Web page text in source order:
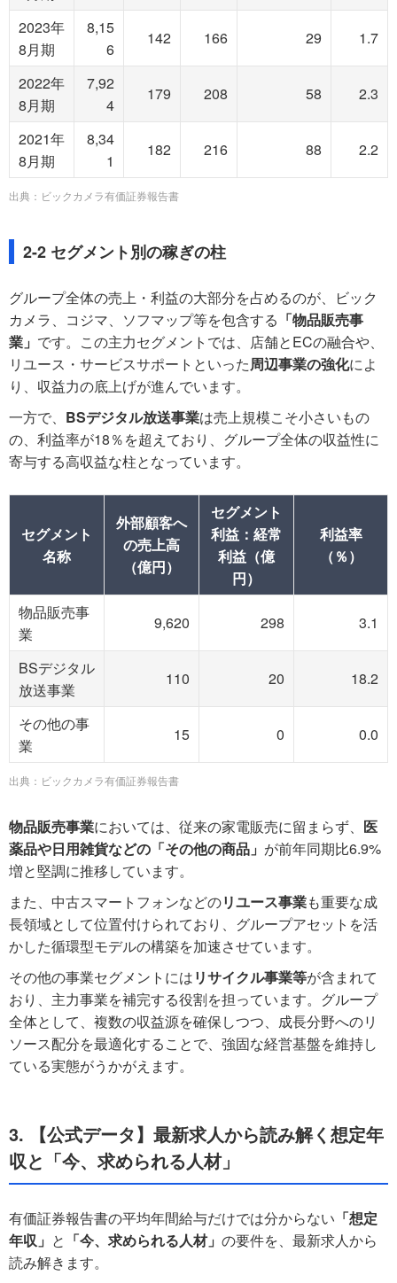
2023年
8月期
8,15
6
142 166 29 1.7
2022年
8月期
7,92
4
179 208 58 2.3
2021年
8月期
8,34
1
182 216 88 2.2
出典：ビックカメラ有価証券報告書
2-2 セグメント別の稼ぎの柱
グループ全体の売上・利益の大部分を占めるのが、ビック
カメラ、コジマ、ソフマップ等を包含する 「物品販売事
業」 です。この主力セグメントでは、店舗とECの融合や、
リユース・サービスサポートといった周辺事業の強化によ
り、収益力の底上げが進んでいます。
一方で、 BSデジタル放送事業は売上規模こそ小さいもの
の、利益率が18％を超えており、グループ全体の収益性に
寄与する高収益な柱となっています。
セグメント
名称
外部顧客へ
の売上高
（億円）
セグメント
利益：経常
利益（億
円）
利益率
（％）
物品販売事
業
9,620 298 3.1
BSデジタル
放送事業
110 20 18.2
その他の事
業
15 0 0.0
出典：ビックカメラ有価証券報告書
物品販売事業においては、従来の家電販売に留まらず、 医
薬品や日用雑貨などの「その他の商品」 が前年同期比6.9%
増と堅調に推移しています。
また、中古スマートフォンなどのリユース事業も重要な成
長領域として位置付けられており、グループアセットを活
かした循環型モデルの構築を加速させています。
その他の事業セグメントにはリサイクル事業等が含まれて
おり、主力事業を補完する役割を担っています。グループ
全体として、複数の収益源を確保しつつ、成長分野へのリ
ソース配分を最適化することで、強固な経営基盤を維持し
ている実態がうかがえます。
3. 【公式データ】最新求人から読み解く想定年
収と「今、求められる人材」
有価証券報告書の平均年間給与だけでは分からない 「想定
年収」 と 「今、求められる人材」 の要件を、最新求人から
読み解きます。